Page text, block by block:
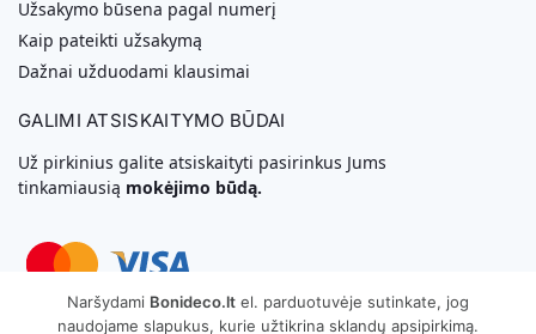
Užsakymo būsena pagal numerį
Kaip pateikti užsakymą
Dažnai užduodami klausimai
GALIMI ATSISKAITYMO BŪDAI
Už pirkinius galite atsiskaityti pasirinkus Jums
tinkamiausią mokėjimo būdą.
Naršydami Bonideco.lt el. parduotuvėje sutinkate, jog
naudojame slapukus, kurie užtikrina sklandų apsipirkimą.